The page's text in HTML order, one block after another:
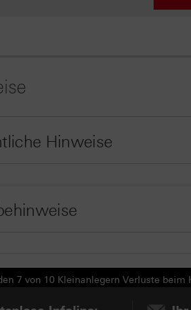
Hinweise
7 von 10 Kleinanlegern Verluste